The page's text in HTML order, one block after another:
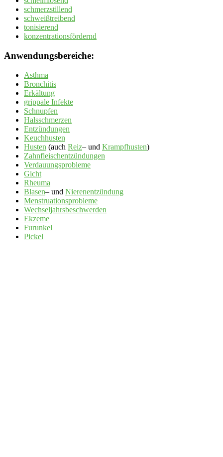
schmerzstillend
schweißtreibend
tonisierend
konzentrationsfördernd
Anwendungsbereiche:
Asthma
Bronchitis
Erkältung
grippale Infekte
Schnupfen
Halsschmerzen
Entzündungen
Keuchhusten
Husten (auch Reiz– und Krampfhusten)
Zahnfleischentzündungen
Verdauungsprobleme
Gicht
Rheuma
Blasen– und Nierenentzündung
Menstruationsprobleme
Wechseljahrsbeschwerden
Ekzeme
Furunkel
Pickel